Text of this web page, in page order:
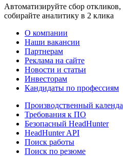
Автоматизируйте сбор откликов,
собирайте аналитику в 2 клика
О компании
Наши вакансии
Партнерам
Реклама на сайте
Новости и статьи
Инвесторам
Кандидаты по профессиям
Производственный
Требования к ПО
Безопасный HeadHunter
HeadHunter API
Поиск работы
Поиск по резюме